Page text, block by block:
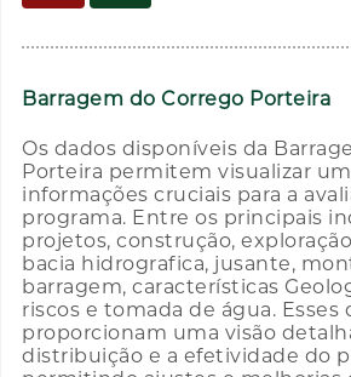
Barragem do Corrego Porteira
Os dados disponíveis da
Porteira permitem visualizar
informações cruciais para a
programa. Entre os principais
projetos, construção,
bacia hidrografica, jusante,
barragem, características
riscos e tomada de água. Esses
proporcionam uma visão
distribuição e a efetividade do